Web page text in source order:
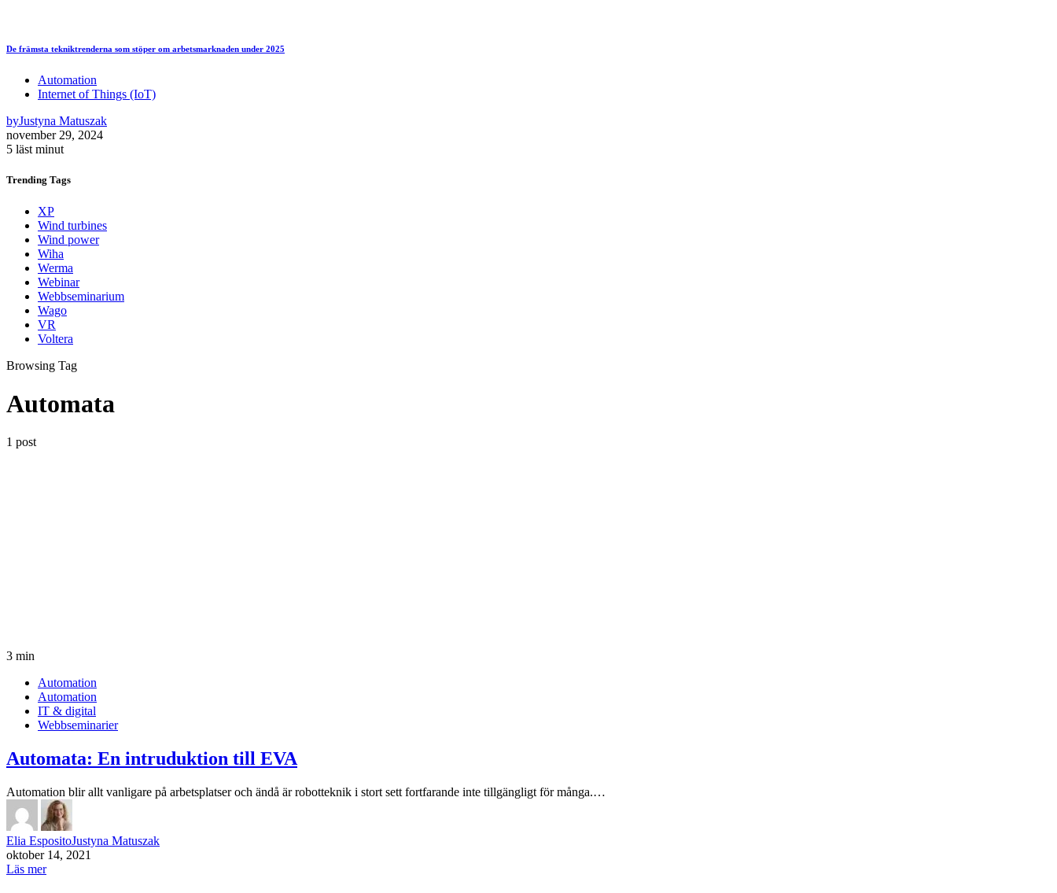
De främsta tekniktrenderna som stöper om arbetsmarknaden under 2025
Automation
Internet of Things (IoT)
byJustyna Matuszak
november 29, 2024
5 läst minut
Trending Tags
XP
Wind turbines
Wind power
Wiha
Werma
Webinar
Webbseminarium
Wago
VR
Voltera
Browsing Tag
Automata
1 post
3 min
Automation
Automation
IT & digital
Webbseminarier
Automata: En intruduktion till EVA
Automation blir allt vanligare på arbetsplatser och ändå är robotteknik i stort sett fortfarande inte tillgängligt för många.…
Elia EspositoJustyna Matuszak
oktober 14, 2021
Läs mer